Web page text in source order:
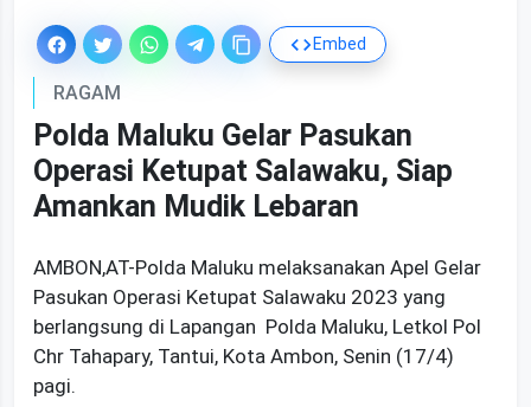
Embed
RAGAM
Polda Maluku Gelar Pasukan
Operasi Ketupat Salawaku, Siap
Amankan Mudik Lebaran
AMBON,AT-Polda Maluku melaksanakan Apel Gelar
Pasukan Operasi Ketupat Salawaku 2023 yang
berlangsung di Lapangan Polda Maluku, Letkol Pol
Chr Tahapary, Tantui, Kota Ambon, Senin (17/4)
pagi.